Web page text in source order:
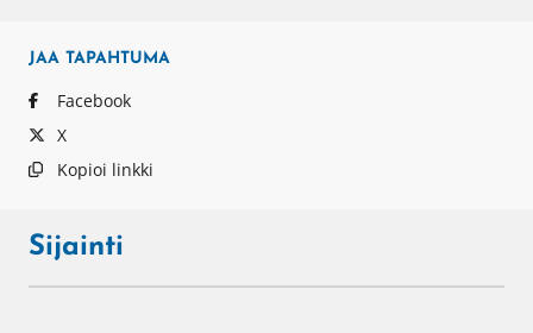
JAA TAPAHTUMA
Facebook
X
Kopioi linkki
Sijainti